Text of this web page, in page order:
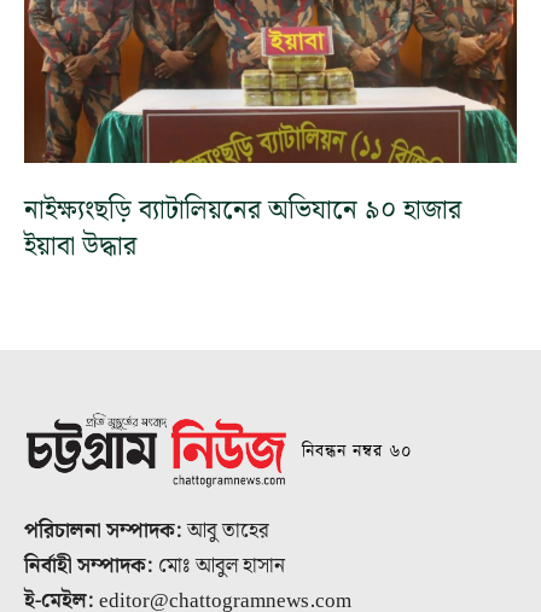
নাইক্ষ্যংছড়ি ব্যাটালিয়নের অভিযানে ৯০ হাজার
ইয়াবা উদ্ধার
নিবন্ধন নম্বর ৬০
পরিচালনা সম্পাদক:আবু তাহের
নির্বাহী সম্পাদক: মোঃ আবুল হাসান
ই-মেইল:editor@chattogramnews.com